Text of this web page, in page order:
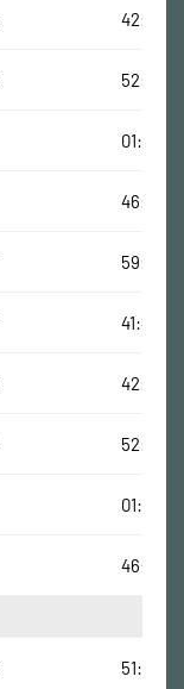
42:32
52:37
46:30
59:01
41:46
42:32
52:37
46:30
51:41